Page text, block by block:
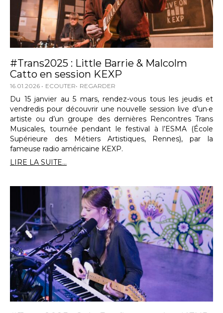
#Trans2025 : Little Barrie & Malcolm
Catto en session KEXP
16.01.2026 ECOUTER REGARDER
Du 15 janvier au 5 mars, rendez-vous tous les jeudis et
vendredis pour découvrir une nouvelle session live d’un·e
artiste ou d’un groupe des dernières Rencontres Trans
Musicales, tournée pendant le festival à l’ESMA (École
Supérieure des Métiers Artistiques, Rennes), par la
fameuse radio américaine KEXP.
LIRE LA SUITE...